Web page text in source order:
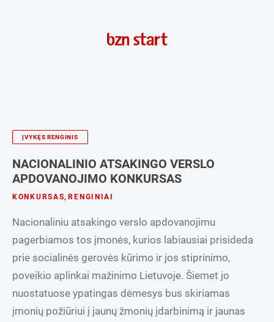
ĮVYKĘS RENGINIS
NACIONALINIO ATSAKINGO VERSLO
APDOVANOJIMO KONKURSAS
KONKURSAS, RENGINIAI
Nacionaliniu atsakingo verslo apdovanojimu
pagerbiamos tos įmonės, kurios labiausiai prisideda
prie socialinės gerovės kūrimo ir jos stiprinimo,
poveikio aplinkai mažinimo Lietuvoje. Šiemet jo
nuostatuose ypatingas dėmesys bus skiriamas
įmonių požiūriui į jaunų žmonių įdarbinimą ir jaunas